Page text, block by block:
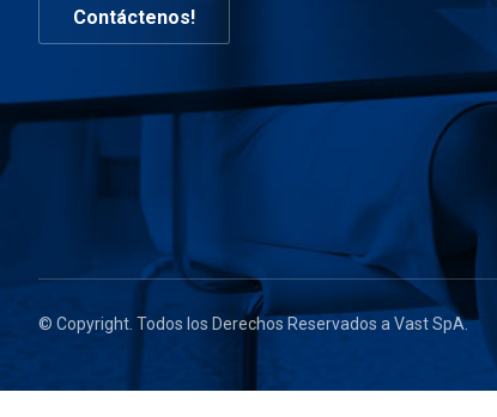
Contáctenos!
© Copyright. Todos los Derechos Reservados a Vast SpA.